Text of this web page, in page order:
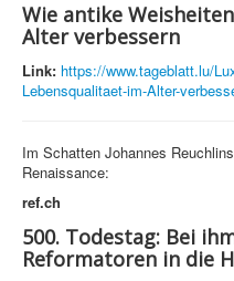
Wie antike
Alter verbessern
Link: https://www.tageblatt.lu/
Lebensqualitaet-im-Alter-
Im Schatten Johannes
Renaissance:
ref.ch
500. Todestag: Bei
Reformatoren in die